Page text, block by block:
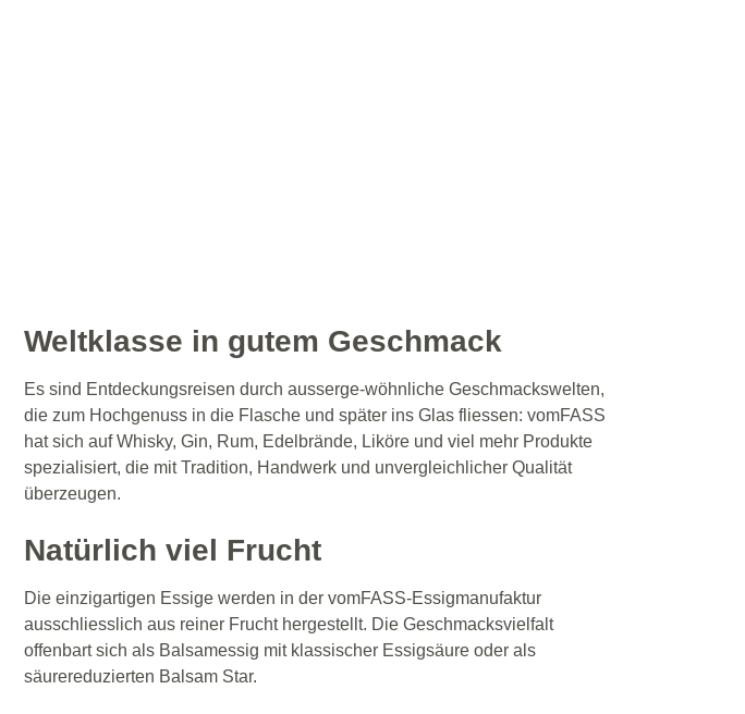
Weltklasse in gutem Geschmack
Es sind Entdeckungsreisen durch ausserge-wöhnliche Geschmackswelten,
die zum Hochgenuss in die Flasche und später ins Glas fliessen: vomFASS
hat sich auf Whisky, Gin, Rum, Edelbrände, Liköre und viel mehr Produkte
spezialisiert, die mit Tradition, Handwerk und unvergleichlicher Qualität
überzeugen.
Natürlich viel Frucht
Die einzigartigen Essige werden in der vomFASS-Essigmanufaktur
ausschliesslich aus reiner Frucht hergestellt. Die Geschmacksvielfalt
offenbart sich als Balsamessig mit klassischer Essigsäure oder als
säurereduzierten Balsam Star.